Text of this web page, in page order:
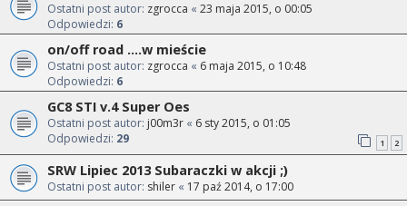
Ostatni post autor: zgrocca « 23 maja 2015, o 00:05
Odpowiedzi: 6
on/off road ....w mieście
Ostatni post autor: zgrocca « 6 maja 2015, o 10:48
Odpowiedzi: 6
GC8 STI v.4 Super Oes
Ostatni post autor: j00m3r « 6 sty 2015, o 01:05
Odpowiedzi: 29 1 2
SRW Lipiec 2013 Subaraczki w akcji ;)
Ostatni post autor: shiler « 17 paź 2014, o 17:00